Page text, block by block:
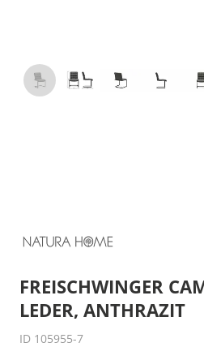
FREISCHWINGER
LEDER, ANTHRAZIT
ID 105955-7